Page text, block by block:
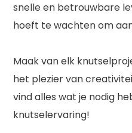
snelle en betrouwbare
hoeft te wachten om
Maak van elk
het plezier van
vind alles wat je nodig
knutselervaring!